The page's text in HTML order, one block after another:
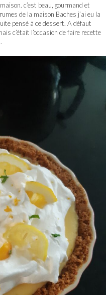
c’est beau, gourmand et
de la maison Baches j’ai eu la
pensé à ce dessert. A défaut
c’était l’occasion de faire recette